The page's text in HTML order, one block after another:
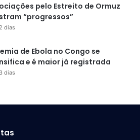
pelo Estreito de Ormuz
“progressos”
dias
de Ebola no Congo se
e é maior já registrada
dias